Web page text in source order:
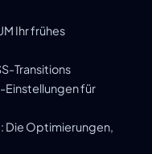
Ihr frühes
Transitions
Einstellungen für
Die Optimierungen,